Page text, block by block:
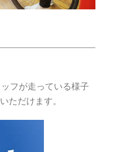
フが走っている様子
ただけます。